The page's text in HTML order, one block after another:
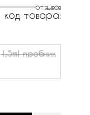
отзывов
код товара:
1,5ml пробник